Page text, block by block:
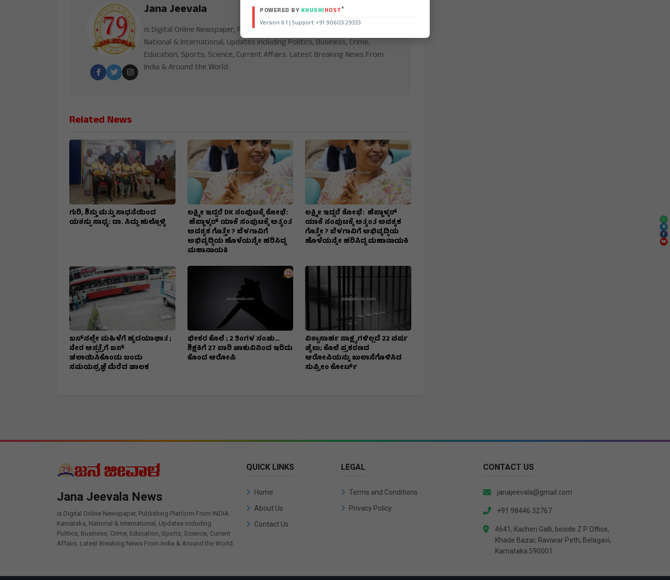
Jana Jeevala
is Digital Online Newspaper, Publishing Platform From INDIA. Karnataka,
National & International, Updates including Politics, Business, Crime,
Education, Sports, Science, Current Affairs. Latest Breaking News From
India & Around the World.
Related News
ಗುರಿ, ಶಿಸ್ತು ಮತ್ತು ಸಾಧನೆಯಿಂದ
ಯಶಸ್ಸು ಸಾಧ್ಯ: ಡಾ. ಸಿದ್ದು ಹುಲ್ಲೊಳ್ಳಿ
ಲಕ್ಷ್ಮೀ ಇದ್ದರೆ DK ಸಂಪುಟಕ್ಕೆ ಶೋಭೆ:
ಹೆಬ್ಬಾಳ್ಕರ್ ಯಾಕೆ ಸಂಪುಟಕ್ಕೆ ಅತ್ಯಂತ
ಅವಶ್ಯಕ ಗೊತ್ತೇ ? ಬೆಳಗಾವಿಗೆ
ಅಭಿವೃದ್ಧಿಯ ಹೊಳೆಯನ್ನೇ ಹರಿಸಿದ್ದ
ಮಹಾನಾಯಕಿ
ಲಕ್ಷ್ಮೀ ಇದ್ದರೆ ಶೋಭೆ: ಹೆಬ್ಬಾಳ್ಕರ್
ಯಾಕೆ ಸಂಪುಟಕ್ಕೆ ಅತ್ಯಂತ ಅವಶ್ಯಕ
ಗೊತ್ತೇ ? ಬೆಳಗಾವಿಗೆ ಅಭಿವೃದ್ಧಿಯ
ಹೊಳೆಯನ್ನೇ ಹರಿಸಿದ್ದ ಮಹಾನಾಯಕಿ
ಬಸ್‌ನಲ್ಲೇ ಮಹಿಳೆಗೆ ಹೃದಯಾಘಾತ ;
ನೇರ ಆಸ್ಪತ್ರೆಗೆ ಬಸ್‌
ಚಲಾಯಿಸಿಕೊಂಡು ಬಂದು
ಸಮಯಪ್ರಜ್ಞೆ ಮೆರೆದ ಚಾಲಕ
ಭೀಕರ ಕೊಲೆ ; 2 ತಿಂಗಳ ಸಂಚು…
ಶಿಕ್ಷಕಿಗೆ 27 ಬಾರಿ ಚಾಕುವಿನಿಂದ ಇರಿದು
ಕೊಂದ ಆರೋಪಿ
ವಿಶ್ವಾಸಾರ್ಹ ಸಾಕ್ಷ್ಯಗಳಿಲ್ಲದೆ 22 ವರ್ಷ
ಜೈಲು; ಕೊಲೆ ಪ್ರಕರಣದ
ಆರೋಪಿಯನ್ನು ಖುಲಾಸೆಗೊಳಿಸಿದ
ಸುಪ್ರೀಂ ಕೋರ್ಟ್
Jana Jeevala News
is Digital Online Newspaper, Publishing Platform From INDIA.
Karnataka, National & International, Updates including
Politics, Business, Crime, Education, Sports, Science, Current
Affairs. Latest Breaking News From India & Around the World.
QUICK LINKS
Home
About Us
Contact Us
LEGAL
Terms and Conditions
Privacy Policy
CONTACT US
janajeevala@gmail.com
+91 98446 32767
4641, Kacheri Galli, beside Z P Office,
Khade Bazar, Raviwar Peth, Belagavi,
Karnataka 590001
POWERED BY KHUSHIHOST®
Version 6.1 | Support +91 90603 29333